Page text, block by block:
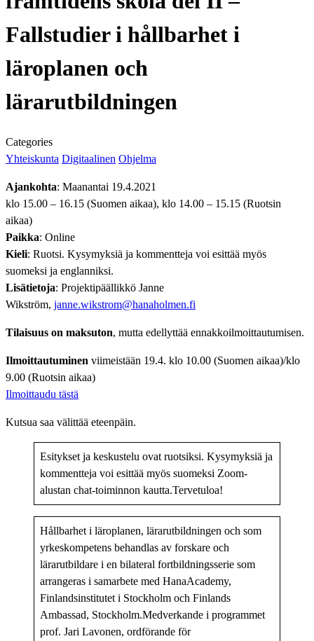
Fallstudier i hållbarhet i
läroplanen och
lärarutbildningen
Categories
Yhteiskunta Digitaalinen Ohjelma
Ajankohta: Maanantai 19.4.2021
klo 15.00 – 16.15 (Suomen aikaa), klo 14.00 – 15.15 (Ruotsin
aikaa)
Paikka: Online
Kieli: Ruotsi. Kysymyksiä ja kommentteja voi esittää myös
suomeksi ja englanniksi.
Lisätietoja: Projektipäällikkö Janne
Wikström, janne.wikstrom@hanaholmen.fi
Tilaisuus on maksuton, mutta edellyttää ennakkoilmoittautumisen.
Ilmoittautuminen viimeistään 19.4. klo 10.00 (Suomen aikaa)/klo
9.00 (Ruotsin aikaa)
Ilmoittaudu tästä
Kutsua saa välittää eteenpäin.
Esitykset ja keskustelu ovat ruotsiksi. Kysymyksiä ja
kommentteja voi esittää myös suomeksi Zoom-
alustan chat-toiminnon kautta.Tervetuloa!
Hållbarhet i läroplanen, lärarutbildningen och som
yrkeskompetens behandlas av forskare och
lärarutbildare i en bilateral fortbildningsserie som
arrangeras i samarbete med HanaAcademy,
Finlandsinstitutet i Stockholm och Finlands
Ambassad, Stockholm.Medverkande i programmet
prof. Jari Lavonen, ordförande för